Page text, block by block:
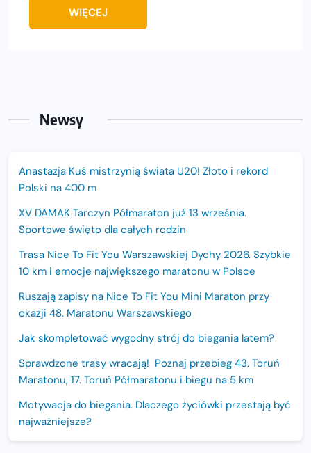
WIĘCEJ
Newsy
Anastazja Kuś mistrzynią świata U20! Złoto i rekord
Polski na 400 m
XV DAMAK Tarczyn Półmaraton już 13 września.
Sportowe święto dla całych rodzin
Trasa Nice To Fit You Warszawskiej Dychy 2026. Szybkie
10 km i emocje największego maratonu w Polsce
Ruszają zapisy na Nice To Fit You Mini Maraton przy
okazji 48. Maratonu Warszawskiego
Jak skompletować wygodny strój do biegania latem?
Sprawdzone trasy wracają! Poznaj przebieg 43. Toruń
Maratonu, 17. Toruń Półmaratonu i biegu na 5 km
Motywacja do biegania. Dlaczego życiówki przestają być
najważniejsze?